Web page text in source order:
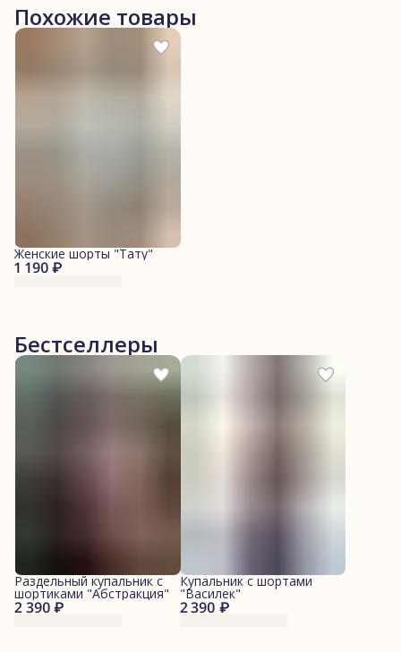
Похожие товары
1 190 ₽
Женские шорты "Тату"
Бестселлеры
2 390 ₽
Раздельный купальник с
шортиками "Абстракция"
2 390 ₽
Купальник с шортами
"Василек"